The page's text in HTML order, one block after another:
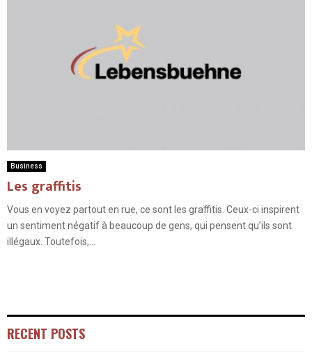
Business
Les graffitis
Vous en voyez partout en rue, ce sont les graffitis. Ceux-ci inspirent
un sentiment négatif à beaucoup de gens, qui pensent qu’ils sont
illégaux. Toutefois,...
RECENT POSTS